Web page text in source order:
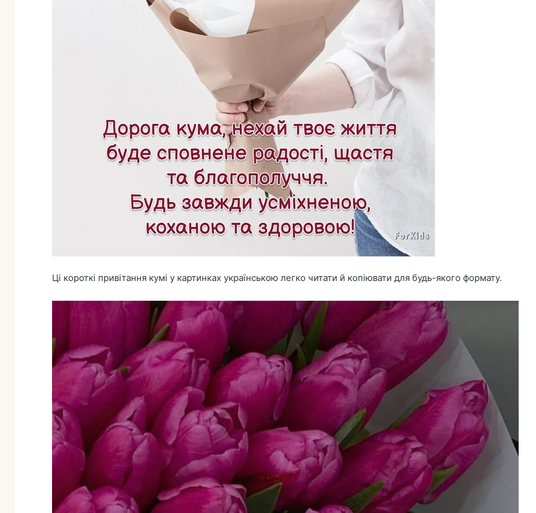
Ці короткі привітання кумі у картинках українською легко читати й копіювати для будь-якого формату.